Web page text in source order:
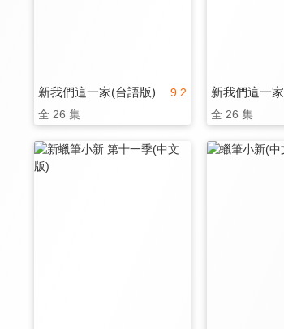
9.2
新我們這一家(台語版)
全 26 集
新我們這一家
全 26 集